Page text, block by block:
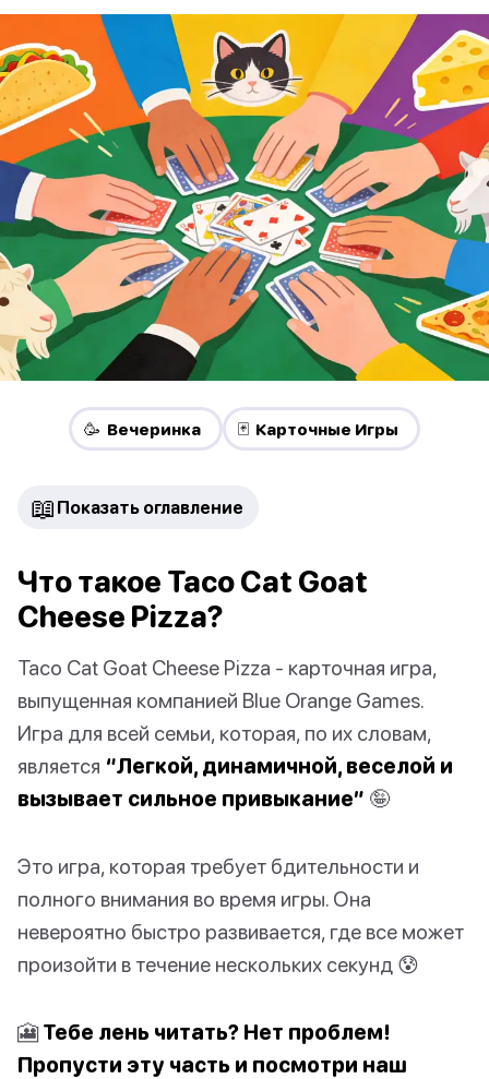
🥳 Вечеринка 🃏 Карточные Игры
📖 Показать оглавление
Что такое Taco Cat Goat
Cheese Pizza?
Taco Cat Goat Cheese Pizza - карточная игра,
выпущенная компанией Blue Orange Games.
Игра для всей семьи, которая, по их словам,
является “Легкой, динамичной, веселой и
вызывает сильное привыкание” 🤪
Это игра, которая требует бдительности и
полного внимания во время игры. Она
невероятно быстро развивается, где все может
произойти в течение нескольких секунд 😰
🎦Тебе лень читать? Нет проблем!
Пропусти эту часть и посмотри наш